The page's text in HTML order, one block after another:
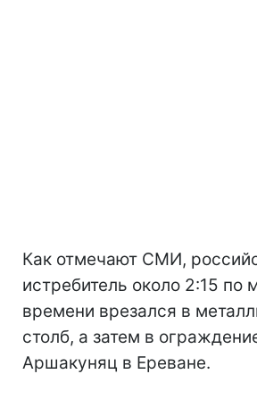
Как отмечают СМИ,
истребитель около 2:15 по
времени врезался в
столб, а затем в
Аршакуняц в Ереване.